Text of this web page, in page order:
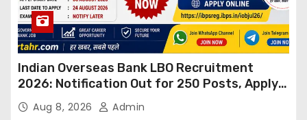
Indian Overseas Bank LBO Recruitment
2026: Notification Out for 250 Posts, Apply
OnlineAug 8, 2026 Admin